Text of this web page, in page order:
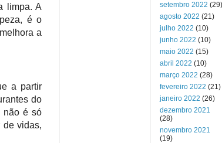
limpa. A
é o
a
a partir
do
não é só
de vidas,
setembro 2022 (29)
agosto 2022 (21)
julho 2022 (10)
junho 2022 (10)
maio 2022 (15)
abril 2022 (10)
março 2022 (28)
fevereiro 2022 (21)
janeiro 2022 (26)
dezembro 2021
(28)
novembro 2021
(19)